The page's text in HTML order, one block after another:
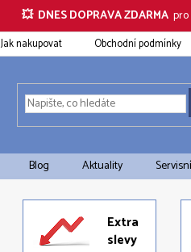
💥 DNES DOPRAVA ZDARMA
Jak nakupovat Obchodní podmínky
Blog Aktuality
Extra
slevy